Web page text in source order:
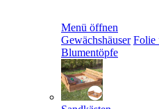
Menü öffnen
Gewächshäuser Folie
Blumentöpfe